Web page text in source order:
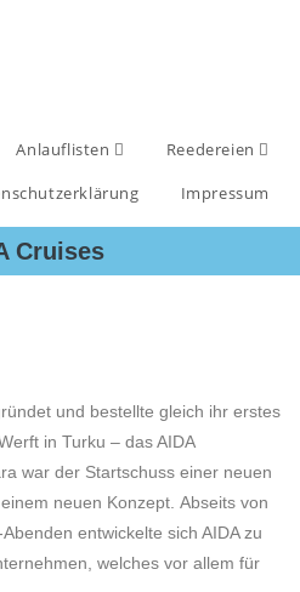
Anlauflisten
Reedereien
Impressum
Cruises
und bestellte gleich ihr erstes
in Turku – das AIDA
war der Startschuss einer neuen
neuen Konzept. Abseits von
entwickelte sich AIDA zu
welches vor allem für